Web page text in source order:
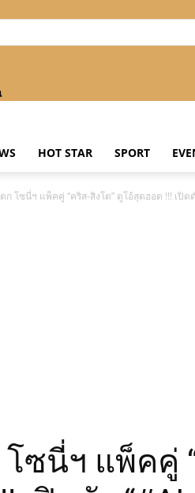
HOT STAR SPORT
ก โซนี่ฯ แพ็คคู่ “คริส-สิงโต” ดูโอ้สุดฮอต !!! เปิ
ซนี่ฯ แพ็คคู่